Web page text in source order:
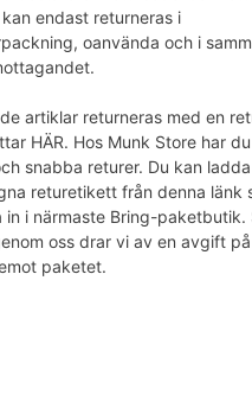
kan endast returneras i
oanvända och i
artiklar returneras med en
HÄR. Hos Munk Store har
snabba returer. Du kan
returetikett från denna länk
in i närmaste Bring-paketbutik.
oss drar vi av en avgift på
paketet.